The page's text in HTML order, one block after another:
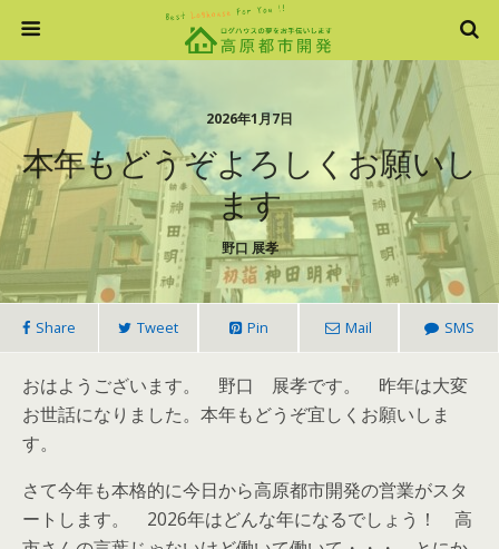
2026年1月7日
本年もどうぞよろしくお願いし
ます
野口 展孝
Share Tweet Pin Mail SMS
おはようございます。 野口 展孝です。 昨年は大変
お世話になりました。本年もどうぞ宜しくお願いしま
す。
さて今年も本格的に今日から高原都市開発の営業がスタ
ートします。 2026年はどんな年になるでしょう！ 高